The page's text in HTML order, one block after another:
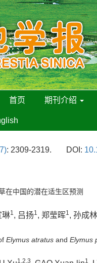
首页 期刊介绍
: 2309-2319. DOI:
在中国的潜在适生区预测
琳1, 吕扬1, 郑莹晖1, 孙成林
Elymus atratus and Elymus
1,2,3 1